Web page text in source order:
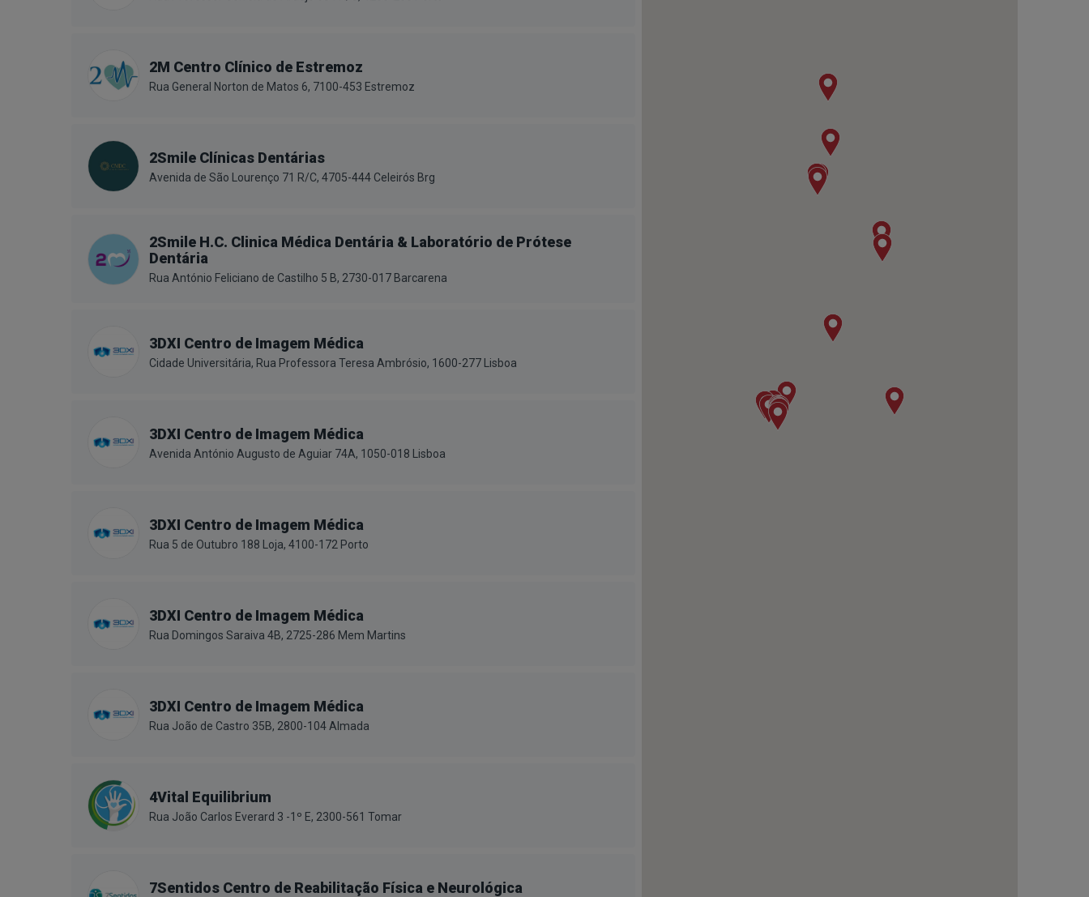
2M Centro Clínico de Estremoz
Rua General Norton de Matos 6, 7100-453 Estremoz
2Smile Clínicas Dentárias
Avenida de São Lourenço 71 R/C, 4705-444 Celeirós Brg
2Smile H.C. Clinica Médica Dentária & Laboratório de Prótese
Dentária
Rua António Feliciano de Castilho 5 B, 2730-017 Barcarena
3DXI Centro de Imagem Médica
Cidade Universitária, Rua Professora Teresa Ambrósio, 1600-277 Lisboa
3DXI Centro de Imagem Médica
Avenida António Augusto de Aguiar 74A, 1050-018 Lisboa
3DXI Centro de Imagem Médica
Rua 5 de Outubro 188 Loja, 4100-172 Porto
3DXI Centro de Imagem Médica
Rua Domingos Saraiva 4B, 2725-286 Mem Martins
3DXI Centro de Imagem Médica
Rua João de Castro 35B, 2800-104 Almada
4Vital Equilibrium
Rua João Carlos Everard 3 -1º E, 2300-561 Tomar
7Sentidos Centro de Reabilitação Física e Neurológica